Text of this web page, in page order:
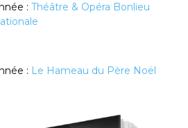
: Théâtre & Opéra Bonlieu
: Le Hameau du Père Noël